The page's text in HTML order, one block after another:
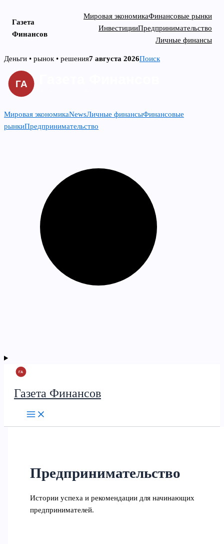
Газета
Финансов
Мировая экономикаФинансовые рынки
ИнвестицииПредпринимательство
Личные финансы
Skip
content
Деньги • рынок • решения7 августа 2026Поиск
Мировая экономикаNewsЛичные финансыФинансовые
рынкиПредпринимательство
Газета Финансов
Предпринимательство
Истории успеха и рекомендации для начинающих
предпринимателей.